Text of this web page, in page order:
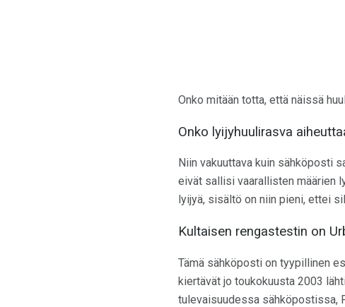
Onko mitään totta, että näissä
Onko lyijyhuulirasva
Niin vakuuttava kuin sähköposti
eivät sallisi vaarallisten määrien
lyijyä, sisältö on niin pieni, ettei
Kultaisen rengastestin on
Tämä sähköposti on tyypillinen
kiertävät jo toukokuusta 2003
tulevaisuudessa